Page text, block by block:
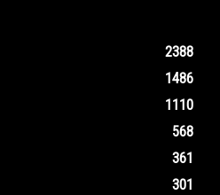
2388
1486
1110
568
361
301